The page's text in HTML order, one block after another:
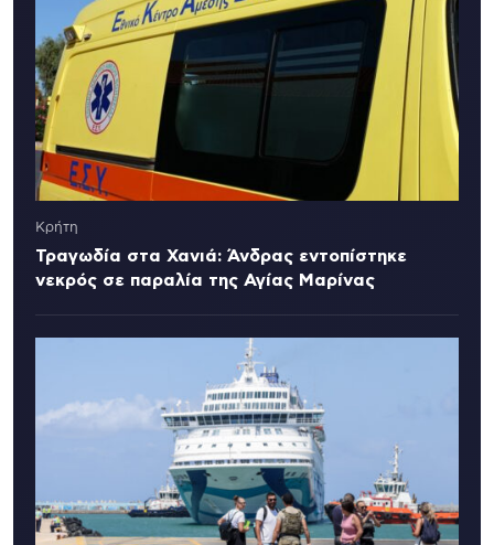
Κρήτη
Τραγωδία στα Χανιά: Άνδρας εντοπίστηκε
νεκρός σε παραλία της Αγίας Μαρίνας